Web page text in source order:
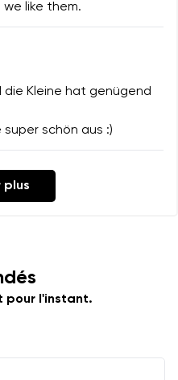
like them.
die Kleine hat genügend
schön aus :)
plus
pour l'instant.